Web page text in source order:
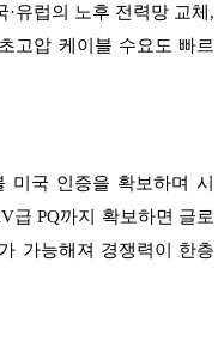
유럽의 노후 전력망 교체,
고압 케이블 수요도 빠르
미국 인증을 확보하며 시
급 PQ까지 확보하면 글로
가능해져 경쟁력이 한층